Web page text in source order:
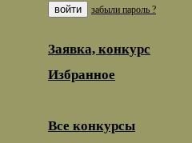
забыли пароль ?
Заявка, конкурс
Избранное
Все конкурсы